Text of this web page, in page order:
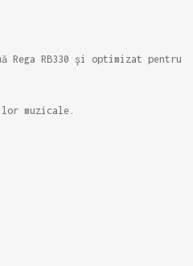
RB330 și optimizat pentru
muzicale.